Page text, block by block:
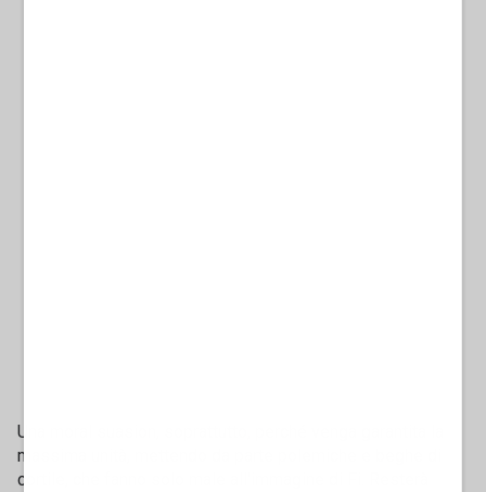
Una moral suasion, soprattutto, perché venga garantita la
massima unità, mettendo da parte polemiche e beghe di
cortile, che fanno solo male all'immagine di Fi. Resterà